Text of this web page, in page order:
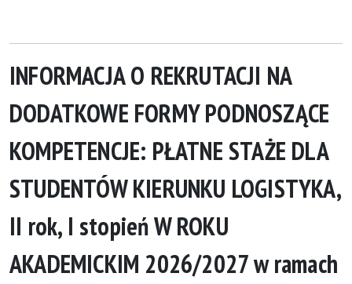
INFORMACJA O REKRUTACJI NA
DODATKOWE FORMY PODNOSZĄCE
KOMPETENCJE: PŁATNE STAŻE DLA
STUDENTÓW KIERUNKU LOGISTYKA,
II rok, I stopień W ROKU
AKADEMICKIM 2026/2027 w ramach